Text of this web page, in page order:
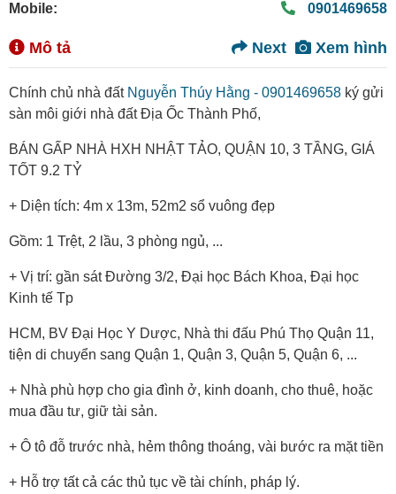
Mobile:
0901469658
Mô tả Xem hình
Next
Chính chủ nhà đất Nguyễn Thúy Hằng - 0901469658 ký gửi
sàn môi giới nhà đất Địa Ốc Thành Phố,
BÁN GẤP NHÀ HXH NHẬT TẢO, QUẬN 10, 3 TẦNG, GIÁ
TỐT 9.2 TỶ
+ Diện tích: 4m x 13m, 52m2 sổ vuông đẹp
Gồm: 1 Trệt, 2 lầu, 3 phòng ngủ, ...
+ Vị trí: gần sát Đường 3/2, Đại học Bách Khoa, Đại học
Kinh tế Tp
HCM, BV Đại Học Y Dược, Nhà thi đấu Phú Thọ Quận 11,
tiện di chuyển sang Quận 1, Quận 3, Quận 5, Quận 6, ...
+ Nhà phù hợp cho gia đình ở, kinh doanh, cho thuê, hoặc
mua đầu tư, giữ tài sản.
+ Ô tô đỗ trước nhà, hẻm thông thoáng, vài bước ra mặt tiền
+ Hỗ trợ tất cả các thủ tục về tài chính, pháp lý.